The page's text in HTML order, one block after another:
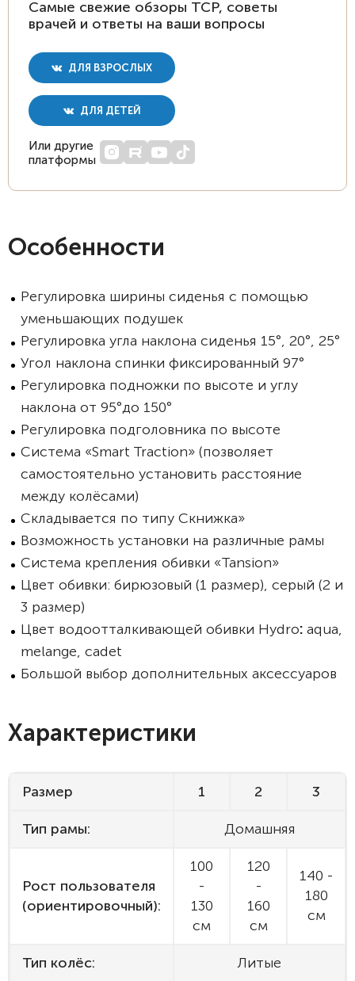
Самые свежие обзоры ТСР, советы
врачей и ответы на ваши вопросы
ДЛЯ ВЗРОСЛЫХ
ДЛЯ ДЕТЕЙ
Или другие
платформы
Особенности
Регулировка ширины сиденья с помощью
уменьшающих подушек
Регулировка угла наклона сиденья 15°, 20°, 25°
Угол наклона спинки фиксированный 97°
Регулировка подножки по высоте и углу
наклона от 95°до 150°
Регулировка подголовника по высоте
Система «Smart Traction» (позволяет
самостоятельно установить расстояние
между колёсами)
Складывается по типу Cкнижка»
Возможность установки на различные рамы
Система крепления обивки «Tansion»
Цвет обивки: бирюзовый (1 размер), серый (2 и
3 размер)
Цвет водоотталкивающей обивки Hydro: aqua,
melange, cadet
Большой выбор дополнительных аксессуаров
Характеристики
Размер 1 2 3
Тип рамы: Домашняя
Рост пользователя
(ориентировочный):
100
-
130
см
120
-
160
см
140 -
180
см
Тип колёс: Литые